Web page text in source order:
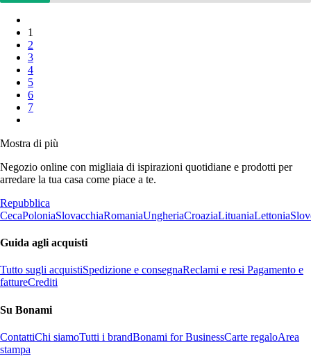
1
2
3
4
5
6
7
Mostra di più
Negozio online con migliaia di ispirazioni quotidiane e prodotti per
arredare la tua casa come piace a te.
Repubblica
CecaPoloniaSlovacchiaRomaniaUngheriaCroaziaLituaniaLettonia
Guida agli acquisti
Tutto sugli acquistiSpedizione e consegnaReclami e resi Pagamento e
fattureCrediti
Su Bonami
ContattiChi siamoTutti i brandBonami for BusinessCarte regaloArea
stampa